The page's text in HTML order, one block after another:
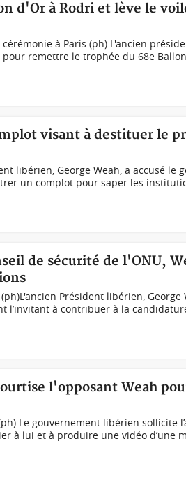
d'Or à Rodri et lève le
à Paris (ph) L'ancien
pour remettre le trophée du 68e
visant à destituer le
libérien, George Weah, a accusé le
un complot pour saper les
de sécurité de l'ONU,
Président libérien, George
l’invitant à contribuer à la
l'opposant Weah
Le gouvernement libérien sollicite
à lui et à produire une vidéo d’une